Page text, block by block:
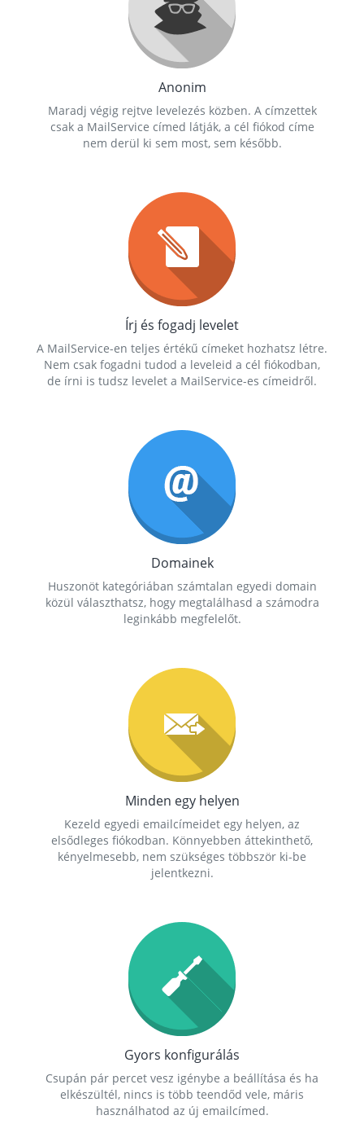
Anonim
Maradj végig rejtve levelezés közben. A címzettek
csak a MailService címed látják, a cél fiókod címe
nem derül ki sem most, sem később.
Írj és fogadj levelet
A MailService-en teljes értékű címeket hozhatsz létre.
Nem csak fogadni tudod a leveleid a cél fiókodban,
de írni is tudsz levelet a MailService-es címeidről.
Domainek
Huszonöt kategóriában számtalan egyedi domain
közül választhatsz, hogy megtalálhasd a számodra
leginkább megfelelőt.
Minden egy helyen
Kezeld egyedi emailcímeidet egy helyen, az
elsődleges fiókodban. Könnyebben áttekinthető,
kényelmesebb, nem szükséges többször ki-be
jelentkezni.
Gyors konfigurálás
Csupán pár percet vesz igénybe a beállítása és ha
elkészültél, nincs is több teendőd vele, máris
használhatod az új emailcímed.